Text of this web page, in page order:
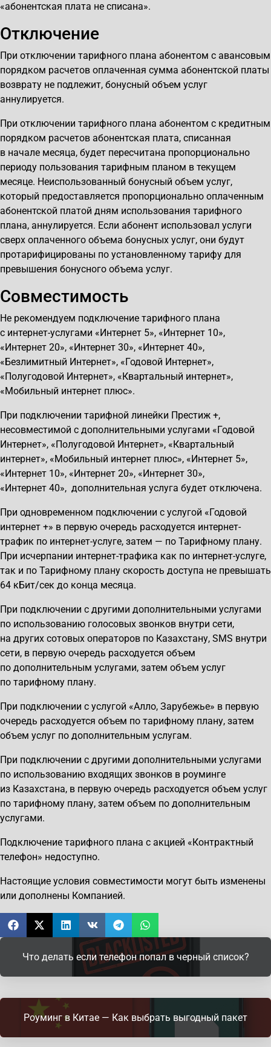
«абонентская плата не списана».
Отключение
При отключении тарифного плана абонентом с авансовым
порядком расчетов оплаченная сумма абонентской платы
возврату не подлежит, бонусный объем услуг
аннулируется.
При отключении тарифного плана абонентом с кредитным
порядком расчетов абонентская плата, списанная
в начале месяца, будет пересчитана пропорционально
периоду пользования тарифным планом в текущем
месяце. Неиспользованный бонусный объем услуг,
который предоставляется пропорционально оплаченным
абонентской платой дням использования тарифного
плана, аннулируется. Если абонент использовал услуги
сверх оплаченного объема бонусных услуг, они будут
протарифицированы по установленному тарифу для
превышения бонусного объема услуг.
Совместимость
Не рекомендуем подключение тарифного плана
с интернет-услугами «Интернет 5», «Интернет 10»,
«Интернет 20», «Интернет 30», «Интернет 40»,
«Безлимитный Интернет», «Годовой Интернет»,
«Полугодовой Интернет», «Квартальный интернет»,
«Мобильный интернет плюс».
При подключении тарифной линейки Престиж +,
несовместимой с дополнительными услугами «Годовой
Интернет», «Полугодовой Интернет», «Квартальный
интернет», «Мобильный интернет плюс», «Интернет 5»,
«Интернет 10», «Интернет 20», «Интернет 30»,
«Интернет 40», дополнительная услуга будет отключена.
При одновременном подключении с услугой «Годовой
интернет +» в первую очередь расходуется интернет-
трафик по интернет-услуге, затем — по Тарифному плану.
При исчерпании интернет-трафика как по интернет-услуге,
так и по Тарифному плану скорость доступа не превышать
64 кБит/сек до конца месяца.
При подключении с другими дополнительными услугами
по использованию голосовых звонков внутри сети,
на других сотовых операторов по Казахстану, SMS внутри
сети, в первую очередь расходуется объем
по дополнительным услугами, затем объем услуг
по тарифному плану.
При подключении с услугой «Алло, Зарубежье» в первую
очередь расходуется объем по тарифному плану, затем
объем услуг по дополнительным услугам.
При подключении с другими дополнительными услугами
по использованию входящих звонков в роуминге
из Казахстана, в первую очередь расходуется объем услуг
по тарифному плану, затем объем по дополнительным
услугами.
Подключение тарифного плана с акцией «Контрактный
телефон» недоступно.
Настоящие условия совместимости могут быть изменены
или дополнены Компанией.
Что делать если телефон попал в черный список?
Роуминг в Китае — Как выбрать выгодный пакет